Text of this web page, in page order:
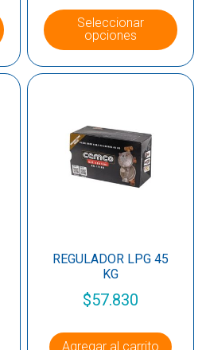
Seleccionar
opciones
REGULADOR LPG 45
KG
$57.830
Agregar al carrito